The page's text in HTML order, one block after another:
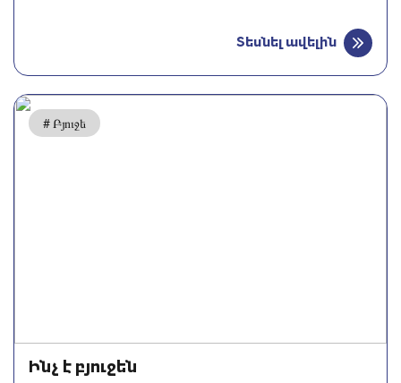
Տեսնել ավելին
# Բյուջե
Ինչ է բյուջեն